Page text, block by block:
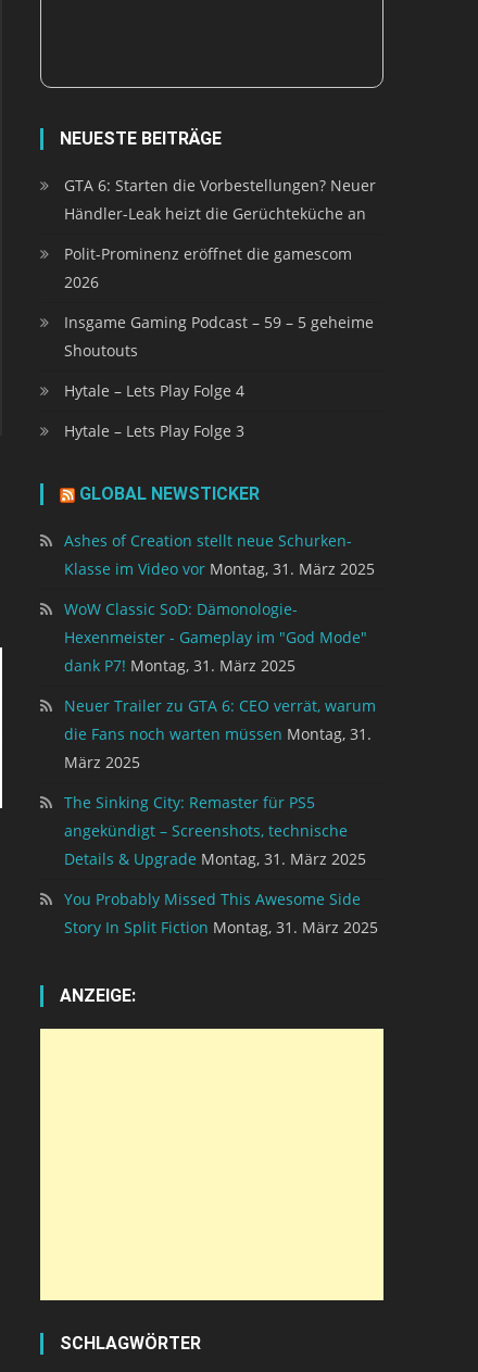
NEUESTE BEITRÄGE
GTA 6: Starten die Vorbestellungen? Neuer
Händler-Leak heizt die Gerüchteküche an
Polit-Prominenz eröffnet die gamescom
2026
Insgame Gaming Podcast – 59 – 5 geheime
Shoutouts
Hytale – Lets Play Folge 4
Hytale – Lets Play Folge 3
GLOBAL NEWSTICKER
Ashes of Creation stellt neue Schurken-
Klasse im Video vor Montag, 31. März 2025
WoW Classic SoD: Dämonologie-
Hexenmeister - Gameplay im "God Mode"
dank P7! Montag, 31. März 2025
Neuer Trailer zu GTA 6: CEO verrät, warum
die Fans noch warten müssen Montag, 31.
März 2025
The Sinking City: Remaster für PS5
angekündigt – Screenshots, technische
Details & Upgrade Montag, 31. März 2025
You Probably Missed This Awesome Side
Story In Split Fiction Montag, 31. März 2025
ANZEIGE:
SCHLAGWÖRTER